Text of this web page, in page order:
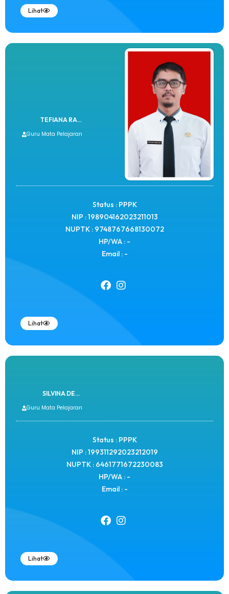
Lihat
TEFIANA RA...
Guru Mata Pelajaran
Status : PPPK
NIP : 198904162023211013
NUPTK : 9748767668130072
HP/WA : -
Email : -
Lihat
SILVINA DE...
Guru Mata Pelajaran
Status : PPPK
NIP : 199311292023212019
NUPTK : 6461771672230083
HP/WA : -
Email : -
Lihat